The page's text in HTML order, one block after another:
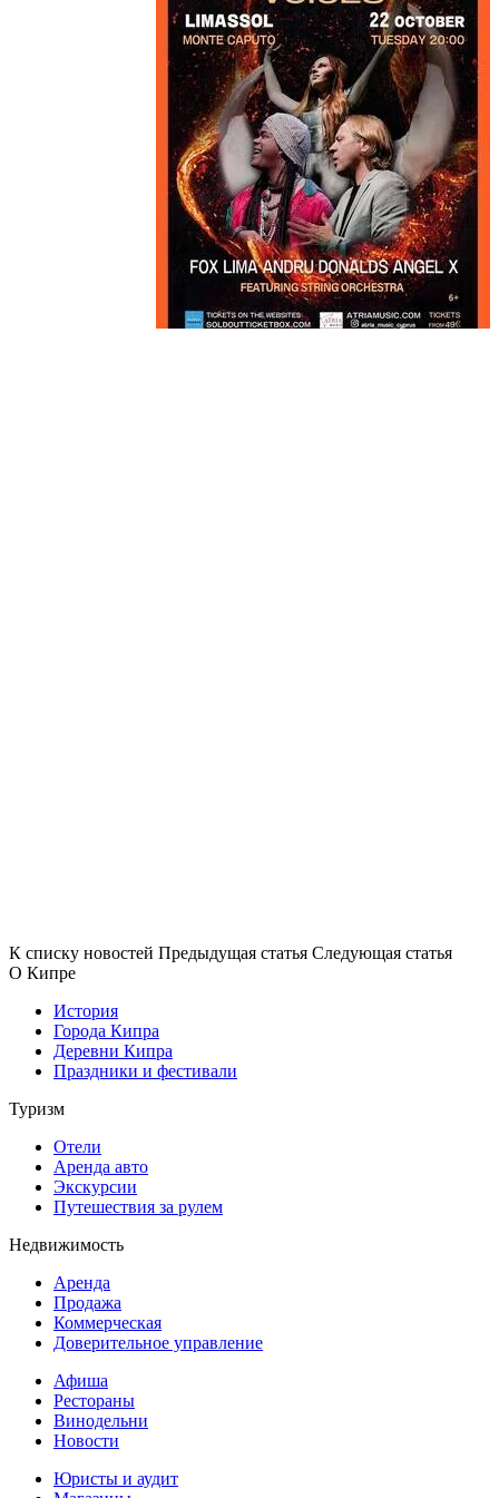
К списку новостей Предыдущая статья Следующая статья
О Кипре
История
Города Кипра
Деревни Кипра
Праздники и фестивали
Туризм
Отели
Аренда авто
Экскурсии
Путешествия за рулем
Недвижимость
Аренда
Продажа
Коммерческая
Доверительное управление
Афиша
Рестораны
Винодельни
Новости
Юристы и аудит